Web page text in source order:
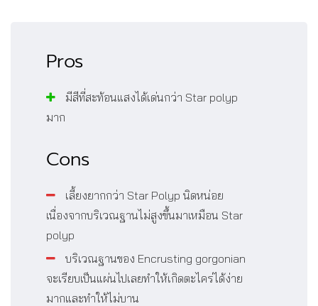
Pros
มีสีที่สะท้อนแสงได้เด่นกว่า Star polyp
มาก
Cons
เลี้ยงยากกว่า Star Polyp นิดหน่อย
เนื่องจากบริเวณฐานไม่สูงขึ้นมาเหมือน Star
polyp
บริเวณฐานของ Encrusting gorgonian
จะเรียบเป็นแผ่นไปเลยทำให้เกิดตะไคร่ได้ง่าย
มากและทำให้ไม่บาน